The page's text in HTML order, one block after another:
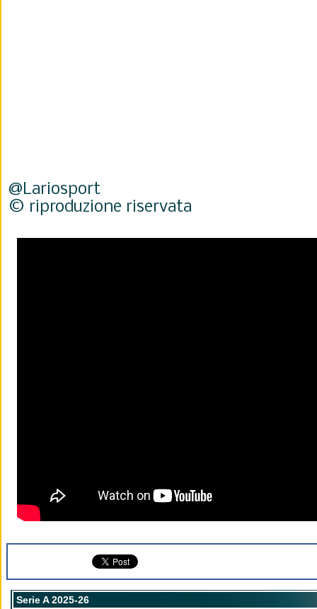
@Lariosport
© riproduzione riservata
Serie A 2025-26